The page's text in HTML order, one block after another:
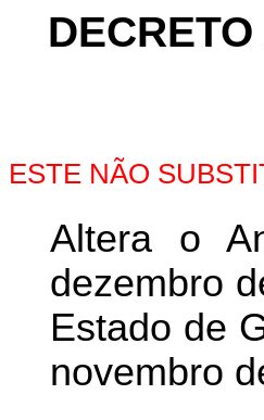
ESTE NÃO
Altera o
dezembro
Estado de
novembro